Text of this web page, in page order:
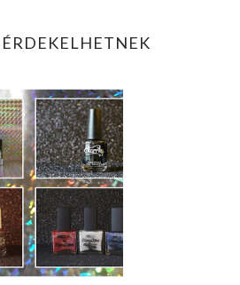
ÉRDEKELHETNEK